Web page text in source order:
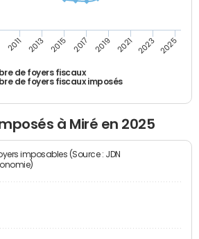
de foyers fiscaux
de foyers fiscaux imposés
2011 2013 2015 2017 2019 2021 2023 2025
à Miré en 2025
imposables (Source : JDN